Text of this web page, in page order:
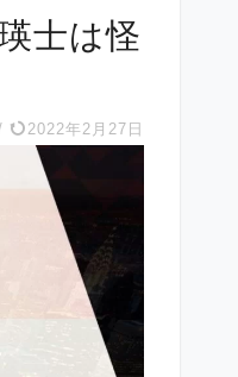
士は怪
2022年2月27日